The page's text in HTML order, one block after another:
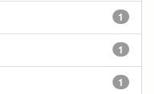
1
1
1